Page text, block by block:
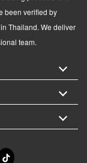
been verified by
Thailand. We deliver
team.